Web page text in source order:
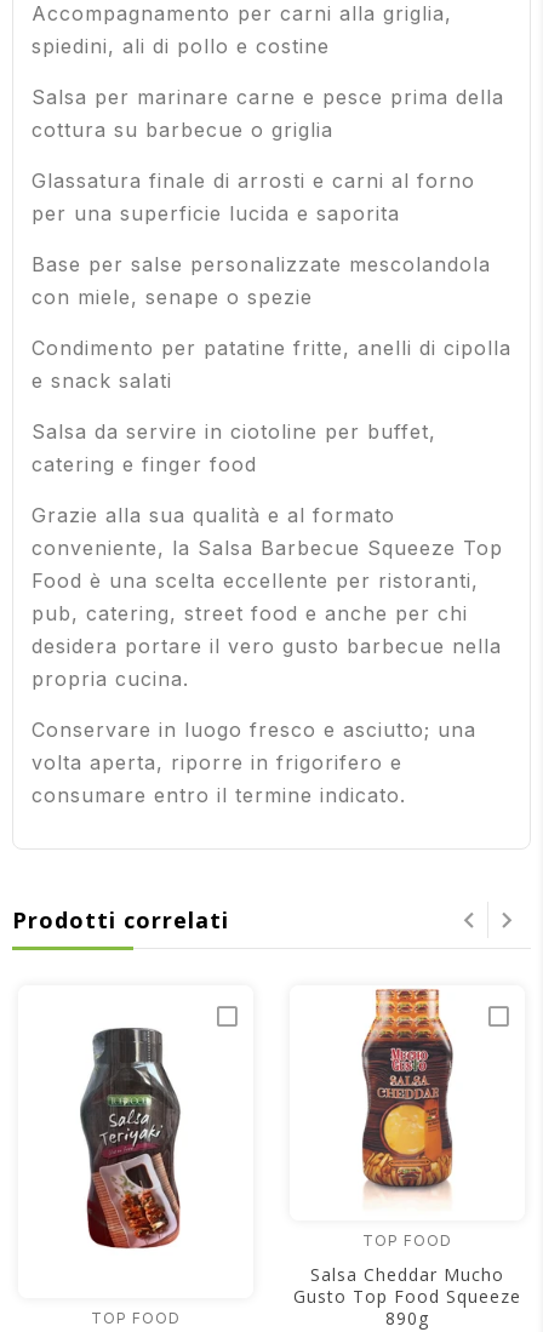
Accompagnamento per carni alla griglia,
spiedini, ali di pollo e costine
Salsa per marinare carne e pesce prima della
cottura su barbecue o griglia
Glassatura finale di arrosti e carni al forno
per una superficie lucida e saporita
Base per salse personalizzate mescolandola
con miele, senape o spezie
Condimento per patatine fritte, anelli di cipolla
e snack salati
Salsa da servire in ciotoline per buffet,
catering e finger food
Grazie alla sua qualità e al formato
conveniente, la Salsa Barbecue Squeeze Top
Food è una scelta eccellente per ristoranti,
pub, catering, street food e anche per chi
desidera portare il vero gusto barbecue nella
propria cucina.
Conservare in luogo fresco e asciutto; una
volta aperta, riporre in frigorifero e
consumare entro il termine indicato.
Prodotti correlati
TOP FOOD
TOP FOOD
Salsa Cheddar Mucho
Gusto Top Food Squeeze
890g